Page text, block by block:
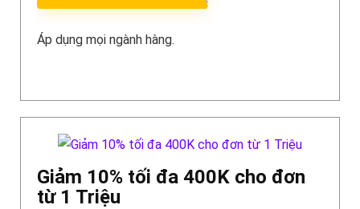
Áp dụng mọi ngành hàng.
Giảm 10% tối đa 400K cho đơn
từ 1 Triệu